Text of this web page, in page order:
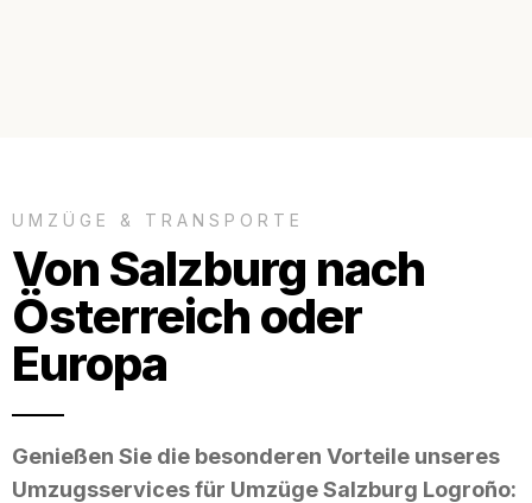
UMZÜGE & TRANSPORTE
Von Salzburg nach
Österreich oder
Europa
Genießen Sie die besonderen Vorteile unseres
Umzugsservices für Umzüge Salzburg Logroño: